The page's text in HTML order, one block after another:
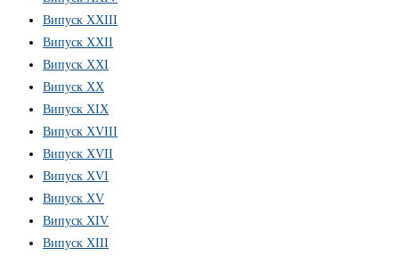
Випуск XXIII
Випуск XXII
Випуск XXI
Випуск XX
Випуск XIX
Випуск XVIII
Випуск XVII
Випуск XVI
Випуск XV
Випуск XIV
Випуск XIII